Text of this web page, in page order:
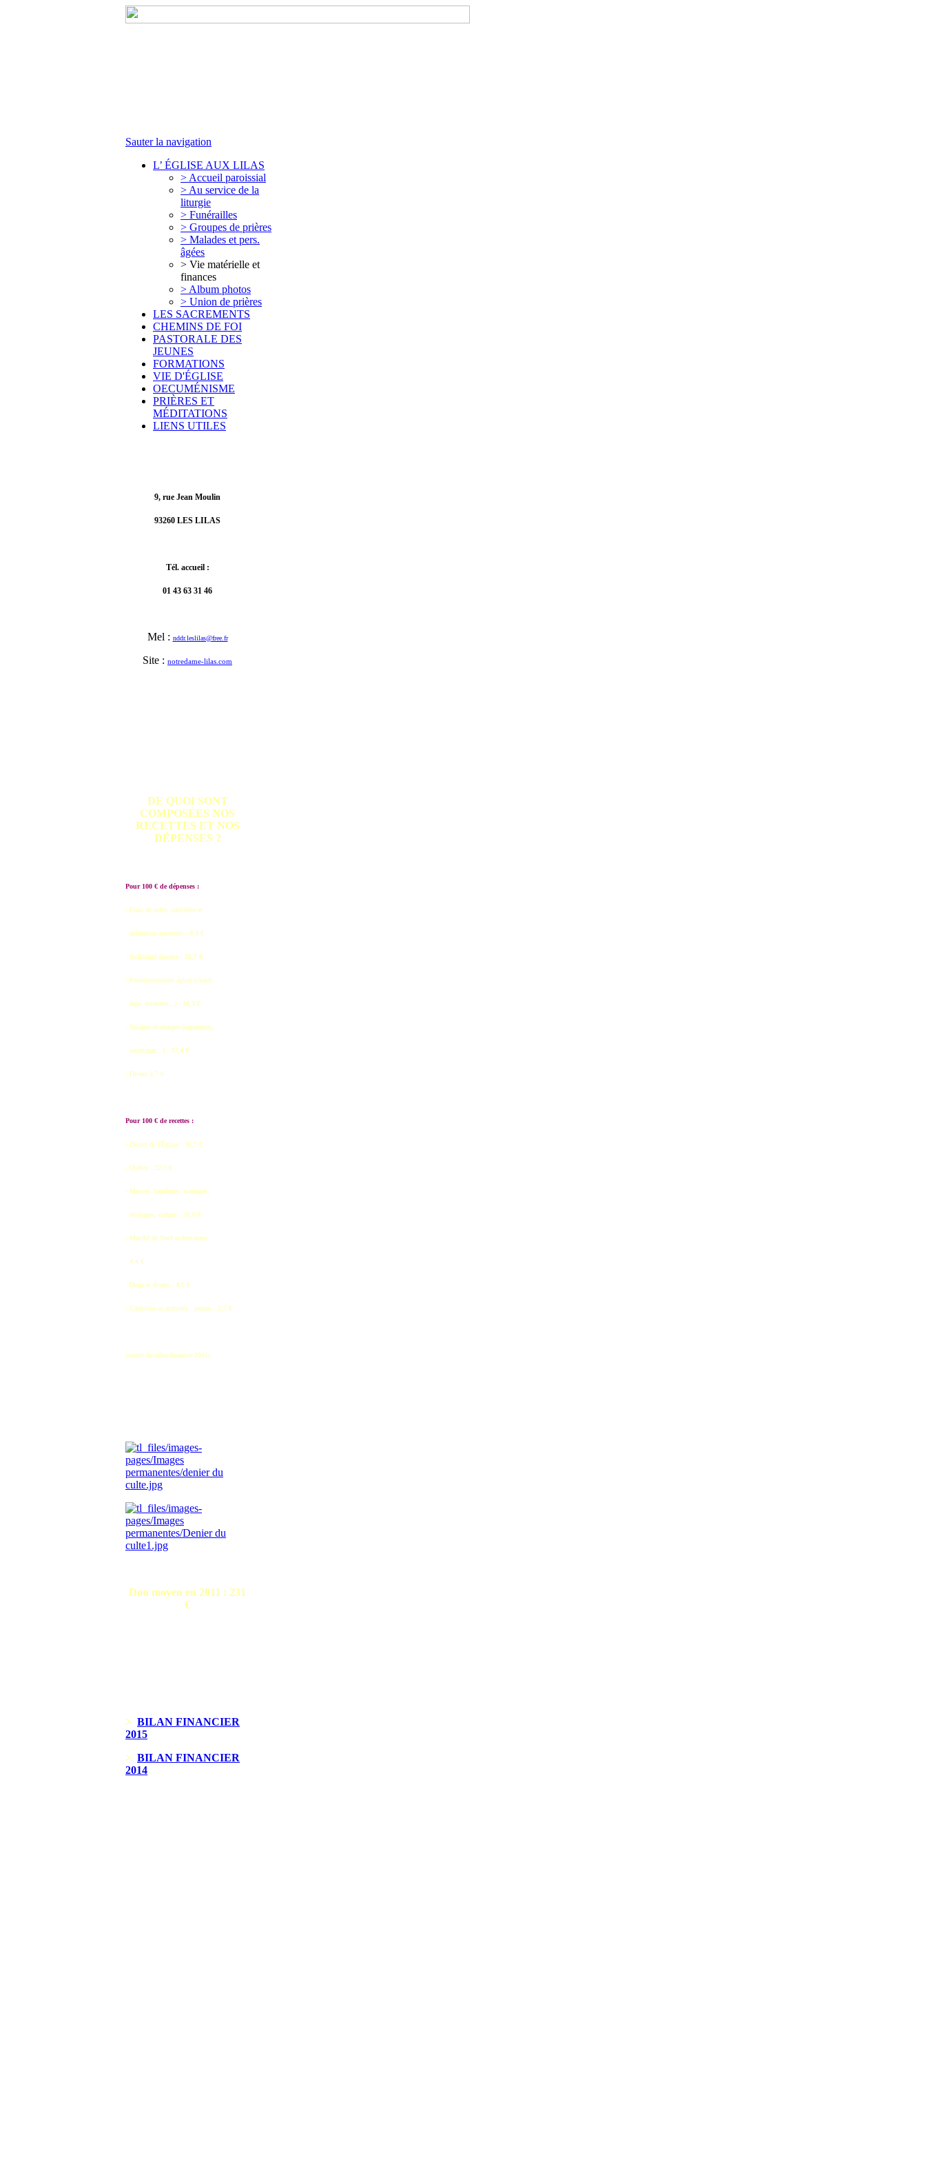
Sauter la navigation
L’ ÉGLISE AUX LILAS
> Accueil paroissial
> Au service de la
liturgie
> Funérailles
> Groupes de prières
> Malades et pers.
âgées
> Vie matérielle et
finances
> Album photos
> Union de prières
LES SACREMENTS
CHEMINS DE FOI
PASTORALE DES
JEUNES
FORMATIONS
VIE D'ÉGLISE
OECUMÉNISME
PRIÈRES ET
MÉDITATIONS
LIENS UTILES
9, rue Jean Moulin
93260 LES LILAS
Tél. accueil :
01 43 63 31 46
Mel : nddr.leslilas@free.fr
Site : notredame-lilas.com
DE QUOI SONT
COMPOSÉES NOS
RECETTES ET NOS
DÉPENSES ?
Pour 100 € de dépenses :
- Frais de culte, catéchèse et
animation pastorale : 8,9 €
- Solidarité diocèse : 32,7 €
- Fonctionnement église (chauf-
fage, entretien...) : 18,3 €
- Salaires et charges (organistes,
secrétariat...) : 37,4 €
- Divers 2,7 €
Pour 100 € de recettes :
- Denier de l'Église : 36,7 €
- Quêtes : 22,1 €
- Messes, baptêmes, mariages,
obsèques, cierges : 30,0 €
- Marché de Noël et brocantes :
4,4 €
- Dons et divers : 4,1 €
- Catéchèse et activités jeunes : 2,7 €
(extrait du bilan financier 2015)
Don moyen en 2011 : 231
€
> BILAN FINANCIER
2015
> BILAN FINANCIER
2014